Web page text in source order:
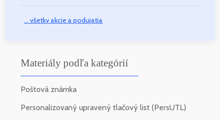
... všetky akcie a podujatia
Materiály podľa kategórií
Poštová známka
Personalizovaný upravený tlačový list (PersUTL)